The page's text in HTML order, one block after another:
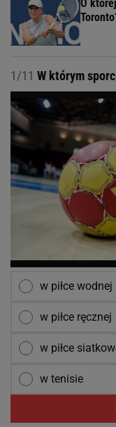
O
1/11 W którym
w piłce wodnej
w piłce ręcznej
w piłce
w tenisie